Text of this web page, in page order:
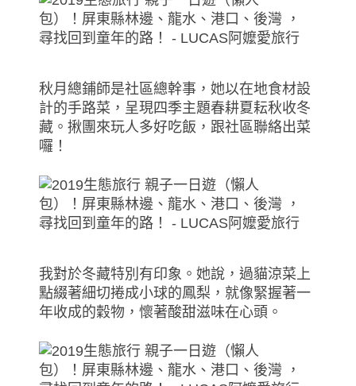
秋月總鋪師是社區總幹事，她以在地食材設
計的手路菜，呈現四季主題春耕夏耘秋收冬
藏。揪團來玩人多好吃飯，跟社區聯絡出菜
囉！
我對於冬藏特別有印象。她說，過貓涼菜上
點綴著細切捲成小球的鳳梨，就像緊握著一
年收成的穀物，懷著酸甜滋味在心頭。